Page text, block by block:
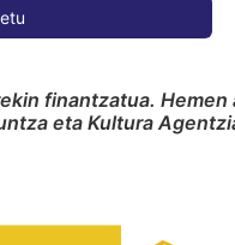
finantzatua.
eta Kultura